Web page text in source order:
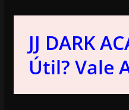
JJ DARK
Útil? Vale